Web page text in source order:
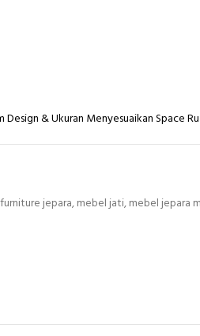
& Ukuran Menyesuaikan Space
jepara,mebel jati,mebel jepara